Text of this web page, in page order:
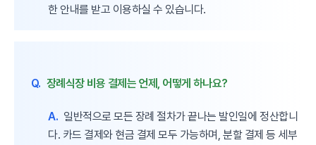
한 안내를 받고 이용하실 수 있습니다.
Q. 장례식장 비용 결제는 언제, 어떻게 하나요?
A. 일반적으로 모든 장례 절차가 끝나는 발인일에 정산합니
다. 카드 결제와 현금 결제 모두 가능하며, 분할 결제 등 세부